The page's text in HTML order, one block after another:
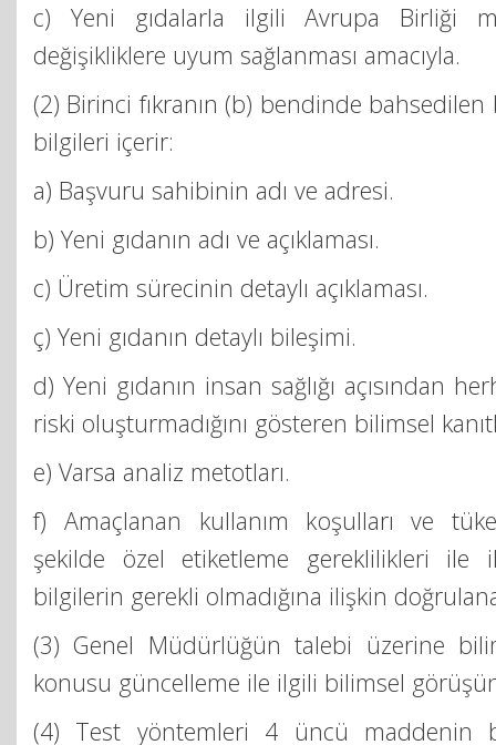
c) Yeni gıdalarla ilgili Avrupa Birliği
değişikliklere uyum sağlanması amacıyla.
(2) Birinci fıkranın (b) bendinde bahsedilen
bilgileri içerir:
a) Başvuru sahibinin adı ve adresi.
b) Yeni gıdanın adı ve açıklaması.
c) Üretim sürecinin detaylı açıklaması.
ç) Yeni gıdanın detaylı bileşimi.
d) Yeni gıdanın insan sağlığı açısından
riski oluşturmadığını gösteren bilimsel
e) Varsa analiz metotları.
f) Amaçlanan kullanım koşulları ve
şekilde özel etiketleme gereklilikleri
bilgilerin gerekli olmadığına ilişkin
(3) Genel Müdürlüğün talebi üzerine
konusu güncelleme ile ilgili bilimsel
(4) Test yöntemleri 4 üncü maddenin